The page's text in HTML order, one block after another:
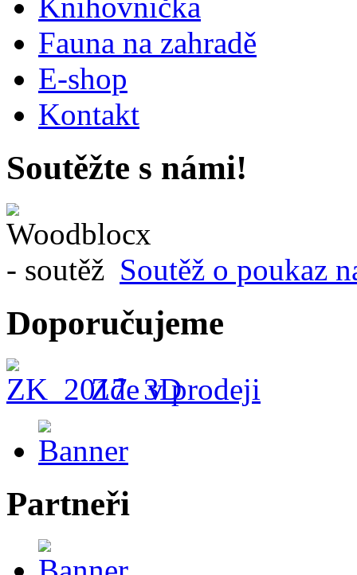
Knihovnička
Fauna na zahradě
E-shop
Kontakt
Soutěžte s námi!
Soutěž o poukaz
Doporučujeme
Zde v prodeji
Partneři